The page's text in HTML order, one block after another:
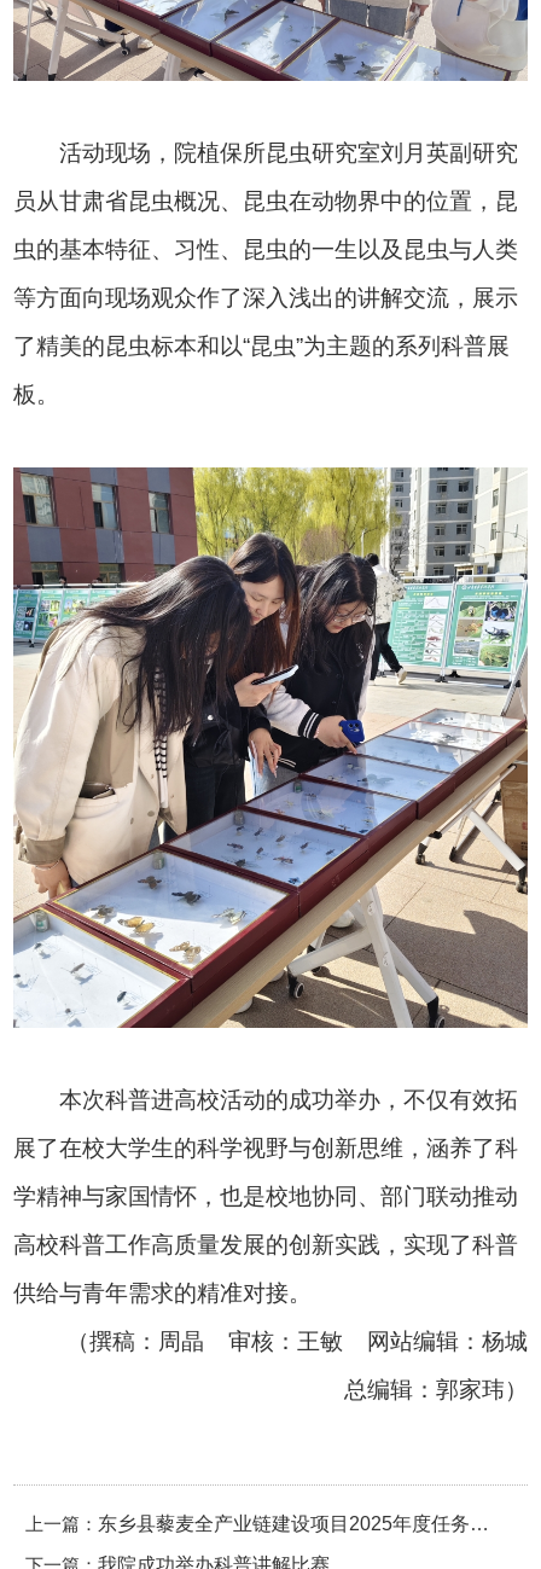
活动现场，院植保所昆虫研究室刘月英副研究
员从甘肃省昆虫概况、昆虫在动物界中的位置，昆
虫的基本特征、习性、昆虫的一生以及昆虫与人类
等方面向现场观众作了深入浅出的讲解交流，展示
了精美的昆虫标本和以“昆虫”为主题的系列科普展
板。
本次科普进高校活动的成功举办，不仅有效拓
展了在校大学生的科学视野与创新思维，涵养了科
学精神与家国情怀，也是校地协同、部门联动推动
高校科普工作高质量发展的创新实践，实现了科普
供给与青年需求的精准对接。
（撰稿： 周晶 审核：王敏 网站编辑：杨城
总编辑：郭家玮）
上一篇： 东乡县藜麦全产业链建设项目2025年度任务通
过考核验收
下一篇：我院成功举办科普讲解比赛